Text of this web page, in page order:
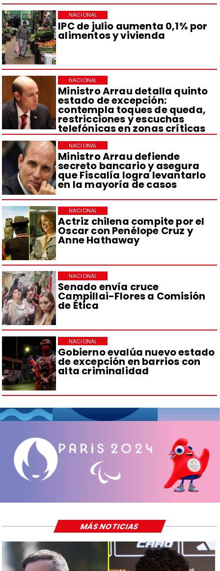
IPC de julio aumenta 0,1% por
alimentos y vivienda
NACIONAL
Ministro Arrau detalla quinto
estado de excepción:
contempla toques de queda,
restricciones y escuchas
telefónicas en zonas críticas
NACIONAL
Ministro Arrau defiende
secreto bancario y asegura
que Fiscalía logra levantarlo
en la mayoría de casos
NACIONAL
Actriz chilena compite por el
Oscar con Penélope Cruz y
Anne Hathaway
NACIONAL
Senado envía cruce
Campillai-Flores a Comisión
de Ética
NACIONAL
Gobierno evalúa nuevo estado
de excepción en barrios con
alta criminalidad
NACIONAL
MÁS NOTICIAS